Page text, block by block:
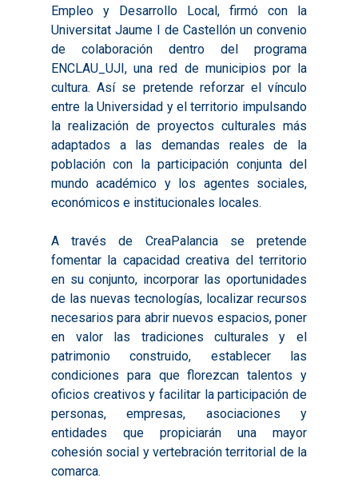
Empleo y Desarrollo Local, firmó con la
Universitat Jaume I de Castellón un convenio
de colaboración dentro del programa
ENCLAU_UJI, una red de municipios por la
cultura. Así se pretende reforzar el vínculo
entre la Universidad y el territorio impulsando
la realización de proyectos culturales más
adaptados a las demandas reales de la
población con la participación conjunta del
mundo académico y los agentes sociales,
económicos e institucionales locales.
A través de CreaPalancia se pretende
fomentar la capacidad creativa del territorio
en su conjunto, incorporar las oportunidades
de las nuevas tecnologías, localizar recursos
necesarios para abrir nuevos espacios, poner
en valor las tradiciones culturales y el
patrimonio construido, establecer las
condiciones para que florezcan talentos y
oficios creativos y facilitar la participación de
personas, empresas, asociaciones y
entidades que propiciarán una mayor
cohesión social y vertebración territorial de la
comarca.